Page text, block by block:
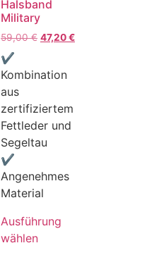
Halsband
Military
59,00€ 47,20€
✔
Kombination
aus
zertifiziertem
Fettleder und
Segeltau
✔
Angenehmes
Material
Ausführung
wählen